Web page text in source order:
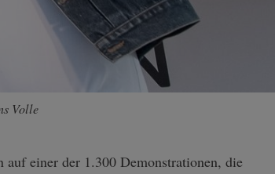
Volle
einer der 1.300 Demonstrationen, die